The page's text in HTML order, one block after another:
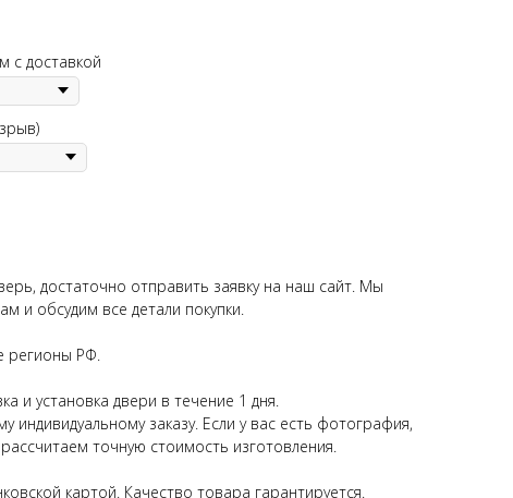
с доставкой
достаточно отправить заявку на наш сайт. Мы
и обсудим все детали покупки.
регионы РФ.
и установка двери в течение 1 дня.
индивидуальному заказу. Если у вас есть фотография,
точную стоимость изготовления.
картой. Качество товара гарантируется.